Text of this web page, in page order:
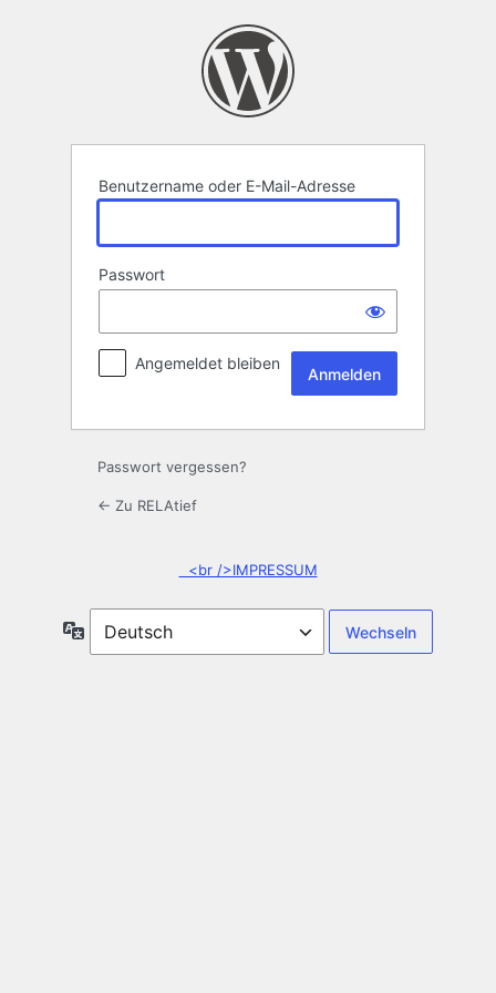
Benutzername oder E-Mail-Adresse
Passwort
Angemeldet bleiben
Passwort vergessen?
← Zu RELAtief
<br />IMPRESSUM
Sprache